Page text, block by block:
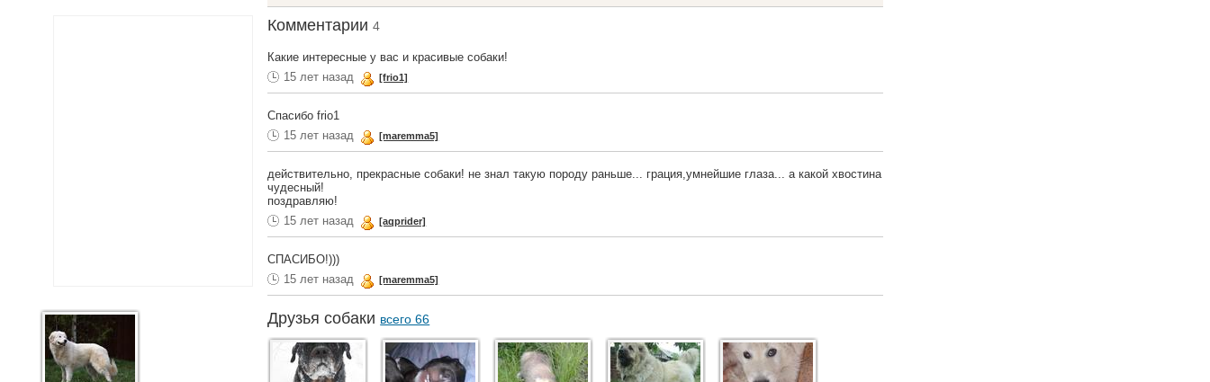
Комментарии4
Какие интересные у вас и красивые собаки!
15 лет назад
[frio1]
Спасибо frio1
15 лет назад
[maremma5]
действительно, прекрасные собаки! не знал такую породу раньше... грация,умнейшие глаза... а какой хвостина
чудесный!
поздравляю!
15 лет назад
[aqprider]
СПАСИБО!)))
15 лет назад
[maremma5]
Друзья собаки всего 66